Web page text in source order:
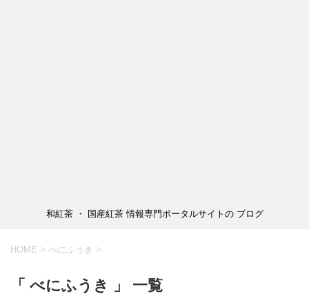
和紅茶 ・ 国産紅茶 情報専門ポータルサイトの ブログ
HOME > べにふうき >
「 べにふうき 」 一覧